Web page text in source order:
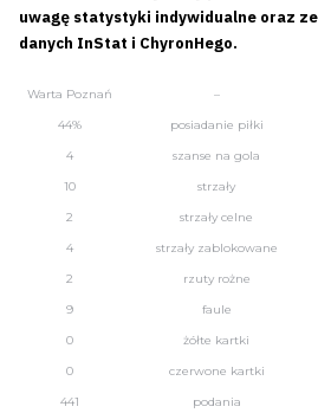
uwagę statystyki indywidualne oraz
danych InStat i ChyronHego.
Warta Poznań –
44%
posiadanie piłki
4
szanse na gola
10
strzały
2
strzały celne
4
strzały zablokowane
2
rzuty rożne
9
faule
0
żółte kartki
0
czerwone kartki
441
podania